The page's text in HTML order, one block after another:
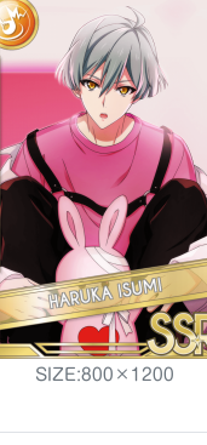
SIZE:800×1200